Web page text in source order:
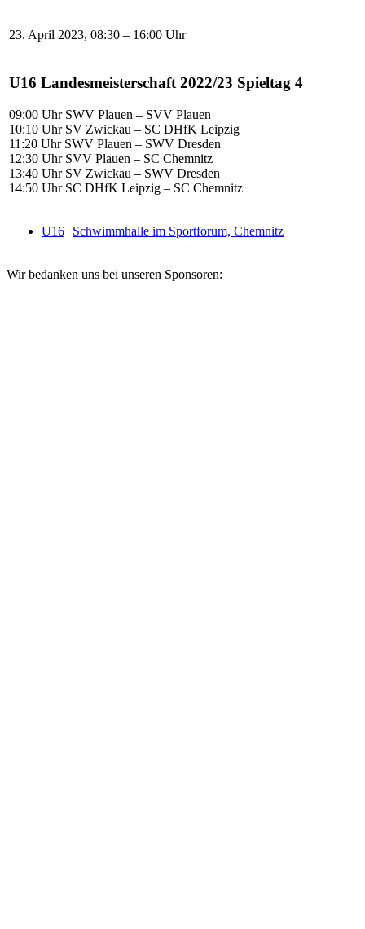
23. April 2023, 08:30 – 16:00 Uhr
U16 Landesmeisterschaft 2022/23 Spieltag 4
09:00 Uhr SWV Plauen – SVV Plauen
10:10 Uhr SV Zwickau – SC DHfK Leipzig
11:20 Uhr SWV Plauen – SWV Dresden
12:30 Uhr SVV Plauen – SC Chemnitz
13:40 Uhr SV Zwickau – SWV Dresden
14:50 Uhr SC DHfK Leipzig – SC Chemnitz
U16 Schwimmhalle im Sportforum, Chemnitz
Wir bedanken uns bei unseren Sponsoren: